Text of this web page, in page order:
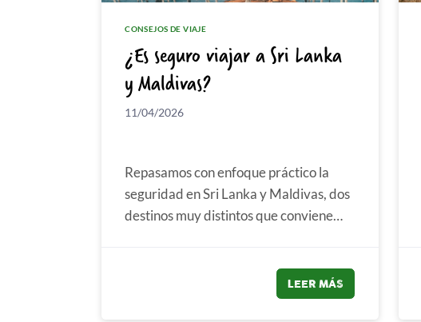
CONSEJOS DE VIAJE
¿Es seguro viajar a Sri Lanka
y Maldivas?
11/04/2026
Repasamos con enfoque práctico la
seguridad en Sri Lanka y Maldivas, dos
destinos muy distintos que conviene
LEER MÁS